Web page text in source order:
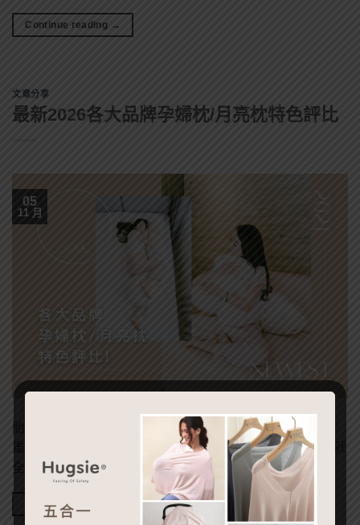
Continue reading →
文章分享
最新2026各大品牌孕婦枕/月亮枕特色評比
05
11 月
胎兒漸漸長大，孕肚也慢慢撐大，腰背的負擔就會日益加
重，除了容易痠痛之外也伴隨著尾椎痛，光是簡單的翻身就
全身不舒 […]
Continue reading